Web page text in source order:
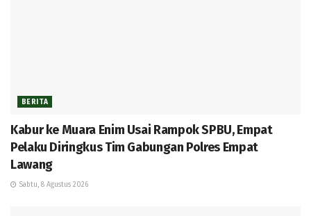
BERITA
Kabur ke Muara Enim Usai Rampok SPBU, Empat
Pelaku Diringkus Tim Gabungan Polres Empat
Lawang
Sabtu, 8 Agustus 2026